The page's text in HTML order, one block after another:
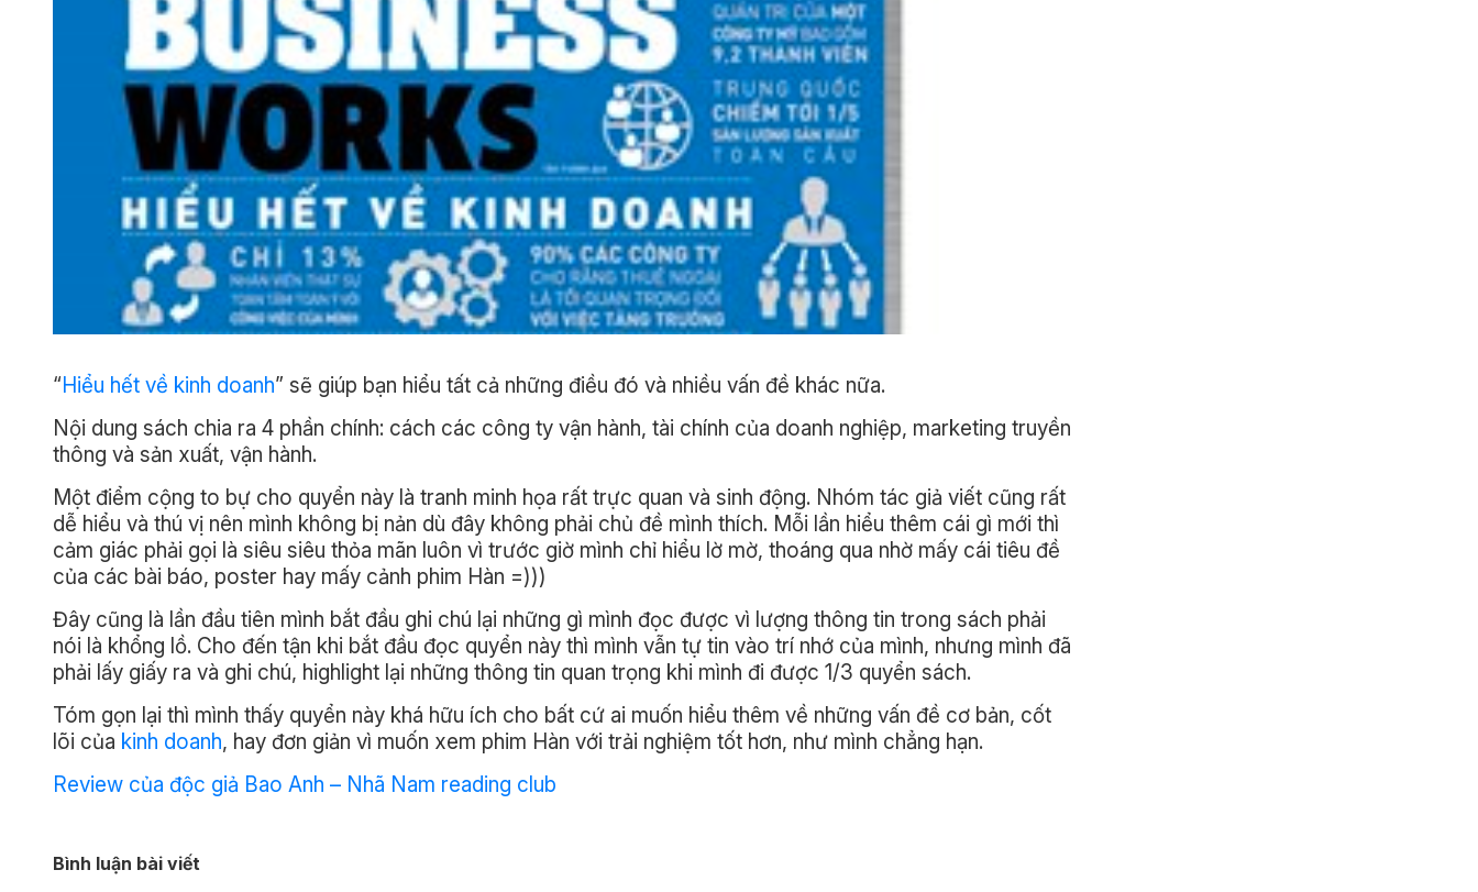
“Hiểu hết về kinh doanh” sẽ giúp bạn hiểu tất cả những điều đó và nhiều vấn đề khác nữa.
Nội dung sách chia ra 4 phần chính: cách các công ty vận hành, tài chính của doanh nghiệp, marketing truyền
thông và sản xuất, vận hành.
Một điểm cộng to bự cho quyển này là tranh minh họa rất trực quan và sinh động. Nhóm tác giả viết cũng rất
dễ hiểu và thú vị nên mình không bị nản dù đây không phải chủ đề mình thích. Mỗi lần hiểu thêm cái gì mới thì
cảm giác phải gọi là siêu siêu thỏa mãn luôn vì trước giờ mình chỉ hiểu lờ mờ, thoáng qua nhờ mấy cái tiêu đề
của các bài báo, poster hay mấy cảnh phim Hàn =)))
Đây cũng là lần đầu tiên mình bắt đầu ghi chú lại những gì mình đọc được vì lượng thông tin trong sách phải
nói là khổng lồ. Cho đến tận khi bắt đầu đọc quyển này thì mình vẫn tự tin vào trí nhớ của mình, nhưng mình đã
phải lấy giấy ra và ghi chú, highlight lại những thông tin quan trọng khi mình đi được 1/3 quyển sách.
Tóm gọn lại thì mình thấy quyển này khá hữu ích cho bất cứ ai muốn hiểu thêm về những vấn đề cơ bản, cốt
lõi của kinh doanh, hay đơn giản vì muốn xem phim Hàn với trải nghiệm tốt hơn, như mình chẳng hạn.
Review của độc giả Bao Anh – Nhã Nam reading club
Bình luận bài viết